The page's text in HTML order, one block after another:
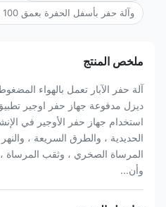
وآلة حفر بأسفل الحفرة بعمق 100 مترًا
ملخص المنتج
آلة حفر الآبار تعمل بالهواء المضغوط
ديزل مدفوعة جهاز حفر اوجير تطبيق
استخدام جهاز حفر الأوجير في
الحديدية ، والطرق السريعة ، والنهر ،
المرساة الصخري ، وثقب المرساة ،